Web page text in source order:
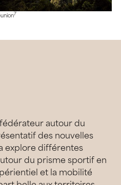
7
autour du
des nouvelles
explore différentes
du prisme sportif en
et la mobilité